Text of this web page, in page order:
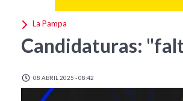
La Pampa
Candidaturas:
08 ABRIL 2025 - 08:42